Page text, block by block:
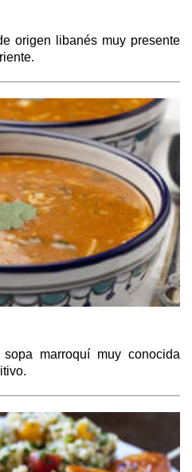
origen libanés muy presente
marroquí muy conocida